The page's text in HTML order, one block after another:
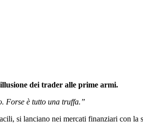
dei trader alle prime armi.
Forse è tutto una truffa.”
si lanciano nei mercati finanziari con la